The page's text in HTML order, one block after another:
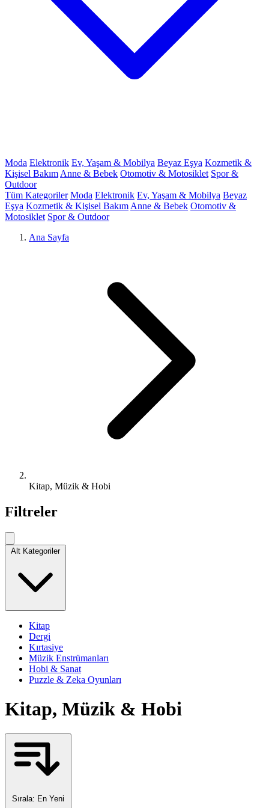
Moda Elektronik Ev, Yaşam & Mobilya Beyaz Eşya Kozmetik &
Kişisel Bakım Anne & Bebek Otomotiv & Motosiklet Spor &
Outdoor
Tüm Kategoriler Moda Elektronik Ev, Yaşam & Mobilya Beyaz
Eşya Kozmetik & Kişisel Bakım Anne & Bebek Otomotiv &
Motosiklet Spor & Outdoor
Ana Sayfa
Kitap, Müzik & Hobi
Filtreler
Alt Kategoriler
Kitap
Dergi
Kırtasiye
Müzik Enstrümanları
Hobi & Sanat
Puzzle & Zeka Oyunları
Kitap, Müzik & Hobi
Sırala: En Yeni